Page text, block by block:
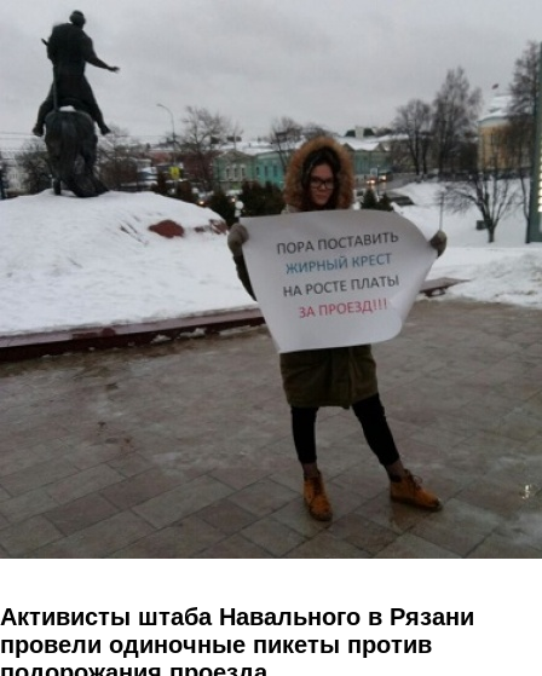
Перейти к основному содержанию
Активисты штаба Навального в Рязани
провели одиночные пикеты против